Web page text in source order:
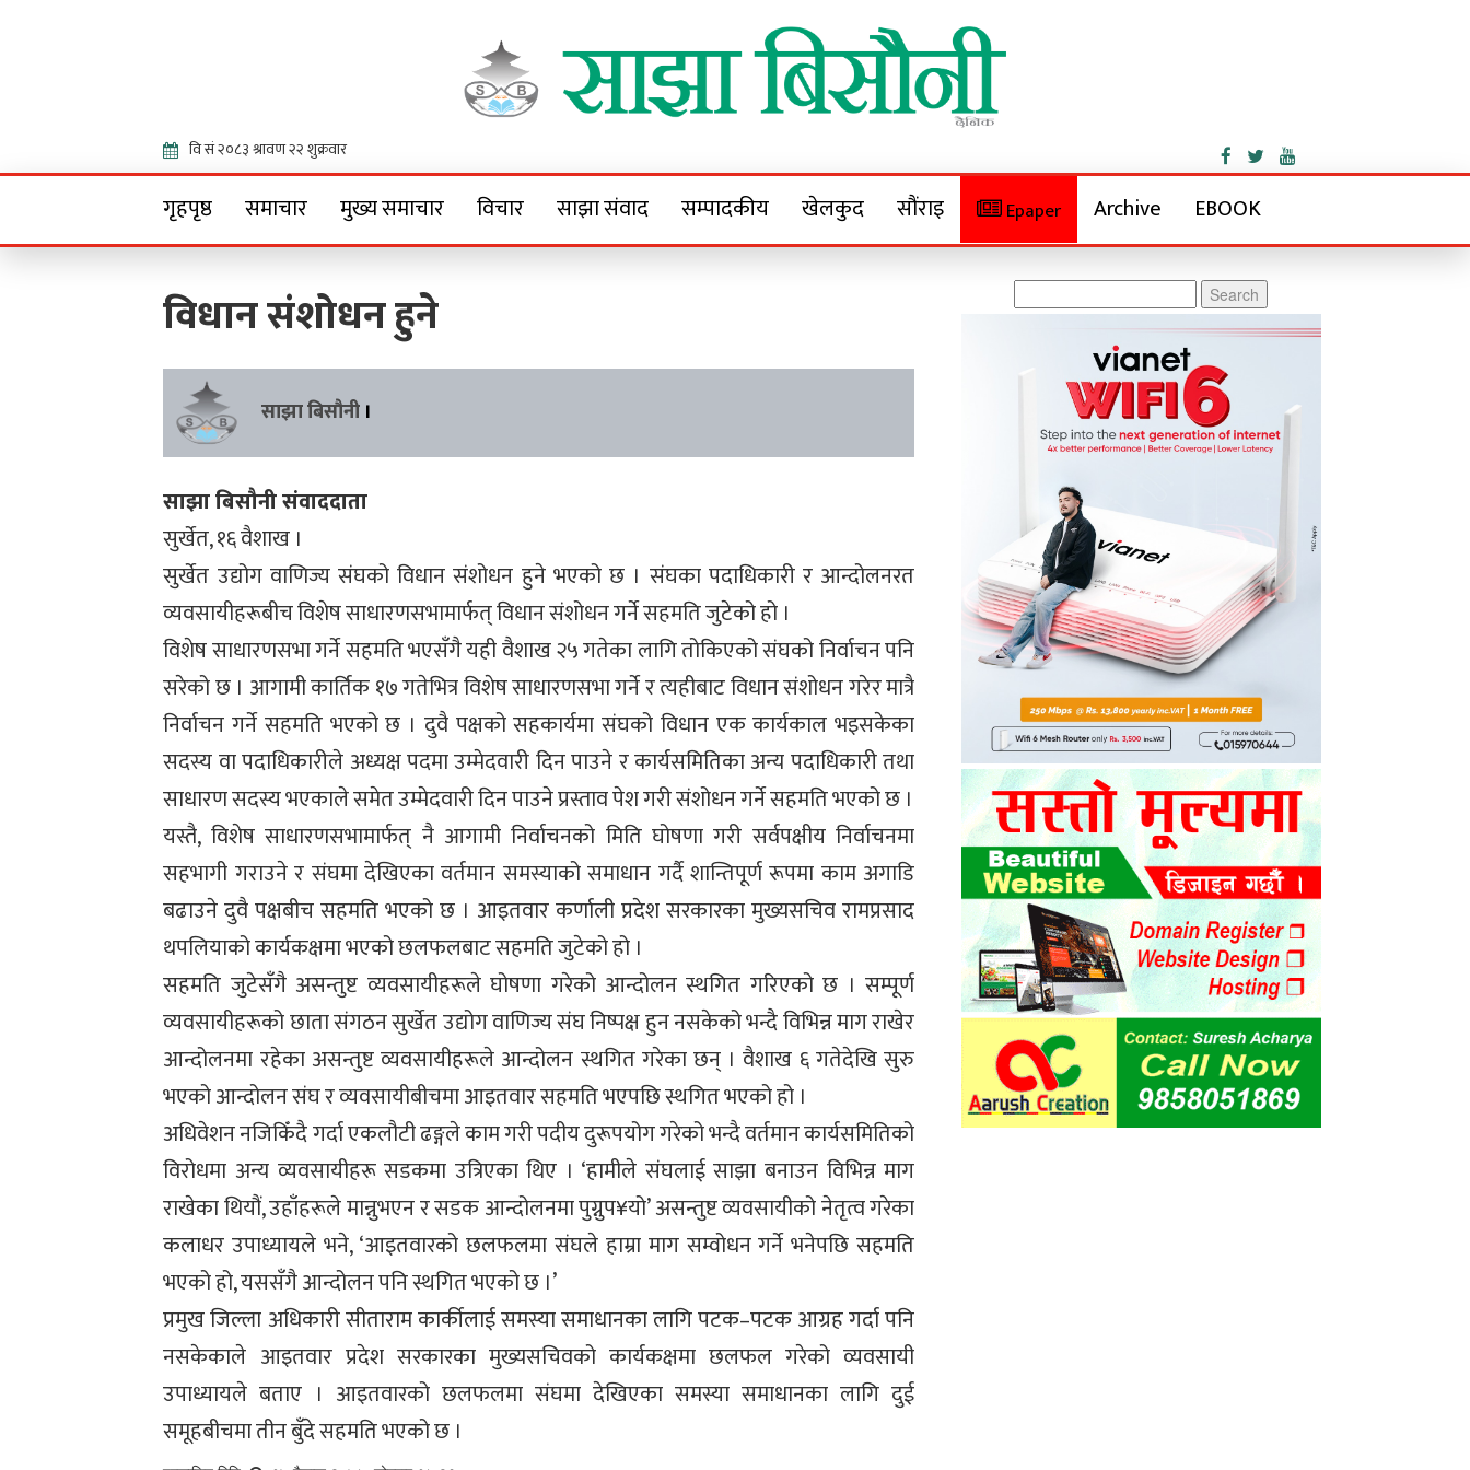
Sajha Bisaunee
गृहपृष्ठ समाचार मुख्य समाचार विचार साझा संवाद सम्पादकीय खेलकुद सौंराइ Epaper Archive EBOOK
विधान संशोधन हुने
साझा बिसौनी ।
साझा बिसौनी संवाददाता
सुर्खेत, १६ वैशाख ।
सुर्खेत उद्योग वाणिज्य संघको विधान संशोधन हुने भएको छ । संघका पदाधिकारी र आन्दोलनरत
व्यवसायीहरूबीच विशेष साधारणसभामार्फत् विधान संशोधन गर्ने सहमति जुटेको हो ।
विशेष साधारणसभा गर्ने सहमति भएसँगै यही वैशाख २५ गतेका लागि तोकिएको संघको निर्वाचन पनि
सरेको छ । आगामी कार्तिक १७ गतेभित्र विशेष साधारणसभा गर्ने र त्यहीबाट विधान संशोधन गरेर मात्रै
निर्वाचन गर्ने सहमति भएको छ । दुवै पक्षको सहकार्यमा संघको विधान एक कार्यकाल भइसकेका
सदस्य वा पदाधिकारीले अध्यक्ष पदमा उम्मेदवारी दिन पाउने र कार्यसमितिका अन्य पदाधिकारी तथा
साधारण सदस्य भएकाले समेत उम्मेदवारी दिन पाउने प्रस्ताव पेश गरी संशोधन गर्ने सहमति भएको छ ।
यस्तै, विशेष साधारणसभामार्फत् नै आगामी निर्वाचनको मिति घोषणा गरी सर्वपक्षीय निर्वाचनमा
सहभागी गराउने र संघमा देखिएका वर्तमान समस्याको समाधान गर्दै शान्तिपूर्ण रूपमा काम अगाडि
बढाउने दुवै पक्षबीच सहमति भएको छ । आइतवार कर्णाली प्रदेश सरकारका मुख्यसचिव रामप्रसाद
थपलियाको कार्यकक्षमा भएको छलफलबाट सहमति जुटेको हो ।
सहमति जुटेसँगै असन्तुष्ट व्यवसायीहरूले घोषणा गरेको आन्दोलन स्थगित गरिएको छ । सम्पूर्ण
व्यवसायीहरूको छाता संगठन सुर्खेत उद्योग वाणिज्य संघ निष्पक्ष हुन नसकेको भन्दै विभिन्न माग राखेर
आन्दोलनमा रहेका असन्तुष्ट व्यवसायीहरूले आन्दोलन स्थगित गरेका छन् । वैशाख ६ गतेदेखि सुरु
भएको आन्दोलन संघ र व्यवसायीबीचमा आइतवार सहमति भएपछि स्थगित भएको हो ।
अधिवेशन नजिकिँदै गर्दा एकलौटी ढङ्गले काम गरी पदीय दुरूपयोग गरेको भन्दै वर्तमान कार्यसमितिको
विरोधमा अन्य व्यवसायीहरू सडकमा उत्रिएका थिए । ‘हामीले संघलाई साझा बनाउन विभिन्न माग
राखेका थियौं, उहाँहरूले मान्नुभएन र सडक आन्दोलनमा पुग्नुप¥यो’ असन्तुष्ट व्यवसायीको नेतृत्व गरेका
कलाधर उपाध्यायले भने, ‘आइतवारको छलफलमा संघले हाम्रा माग सम्वोधन गर्ने भनेपछि सहमति
भएको हो, यससँगै आन्दोलन पनि स्थगित भएको छ ।’
प्रमुख जिल्ला अधिकारी सीताराम कार्कीलाई समस्या समाधानका लागि पटक–पटक आग्रह गर्दा पनि
नसकेकाले आइतवार प्रदेश सरकारका मुख्यसचिवको कार्यकक्षमा छलफल गरेको व्यवसायी
उपाध्यायले बताए । आइतवारको छलफलमा संघमा देखिएका समस्या समाधानका लागि दुई
समूहबीचमा तीन बुँदे सहमति भएको छ ।
for: